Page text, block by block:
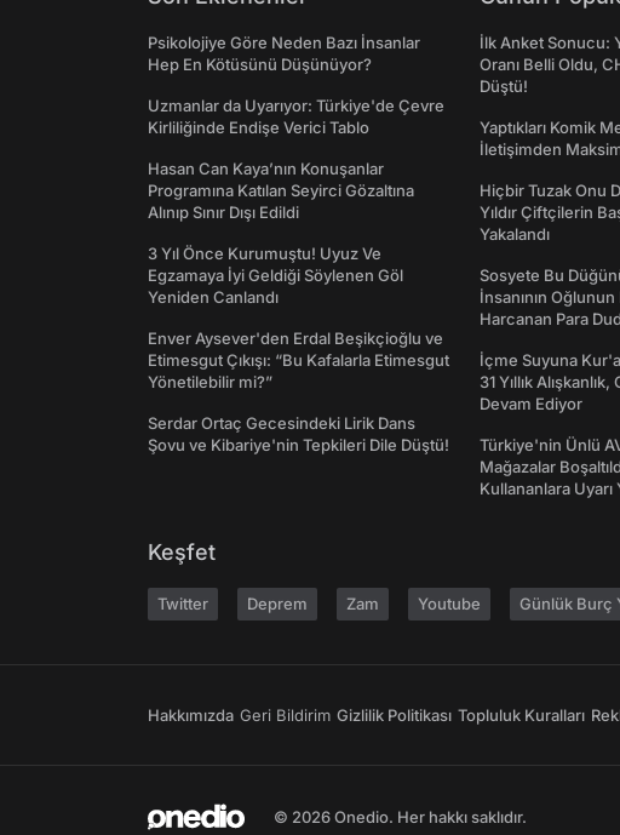
Psikolojiye Göre Neden Bazı İnsanlar
Hep En Kötüsünü Düşünüyor?
Uzmanlar da Uyarıyor: Türkiye'de Çevre
Kirliliğinde Endişe Verici Tablo
Hasan Can Kaya’nın Konuşanlar
Programına Katılan Seyirci Gözaltına
Alınıp Sınır Dışı Edildi
3 Yıl Önce Kurumuştu! Uyuz Ve
Egzamaya İyi Geldiği Söylenen Göl
Yeniden Canlandı
Enver Aysever'den Erdal Beşikçioğlu ve
Etimesgut Çıkışı: “Bu Kafalarla Etimesgut
Yönetilebilir mi?”
Serdar Ortaç Gecesindeki Lirik Dans
Şovu ve Kibariye'nin Tepkileri Dile Düştü!
İlk Anket Sonucu:
Oranı Belli Oldu,
Düştü!
Yaptıkları Komik
İletişimden
Hiçbir Tuzak Onu
Yıldır Çiftçilerin
Yakalandı
Sosyete Bu
İnsanının
Harcanan Para
İçme Suyuna
31 Yıllık
Devam Ediyor
Türkiye'nin Ünlü
Mağazalar
Kullananlara Uyarı
Keşfet
Twitter Deprem Zam Youtube Günlük Burç
Hakkımızda Geri Bildirim Gizlilik Politikası Topluluk Kuralları
© 2026 Onedio. Her hakkı saklıdır.